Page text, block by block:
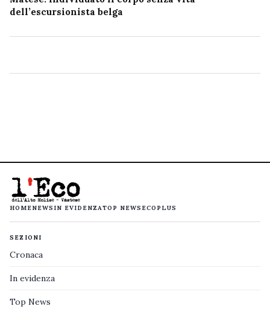
dell’escursionista belga
HOMENEWS IN EVIDENZATOP NEWS ECOPLUS
SEZIONI
Cronaca
In evidenza
Top News